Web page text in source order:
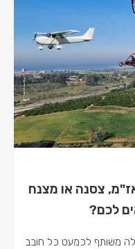
צסנה או מצנח
לכם?
משותף לכמעט כל חובב